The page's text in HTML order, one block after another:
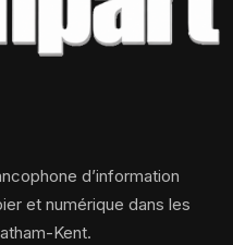
d’information
et numérique dans les
Kent.